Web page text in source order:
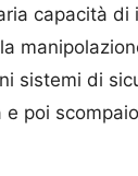
capacità
di
poi